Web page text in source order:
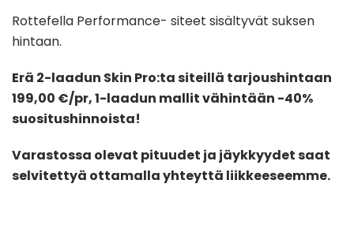
Rottefella Performance- siteet sisältyvät suksen
hintaan.
Erä 2-laadun Skin Pro:ta siteillä tarjoushintaan
199,00 €/pr, 1-laadun mallit vähintään -40%
suositushinnoista!
Varastossa olevat pituudet ja jäykkyydet saat
selvitettyä ottamalla yhteyttä liikkeeseemme.